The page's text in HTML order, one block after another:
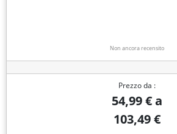
Non ancora recensito
Prezzo da :
54,99 € a
103,49 €